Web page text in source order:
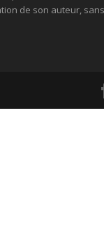
de son auteur,